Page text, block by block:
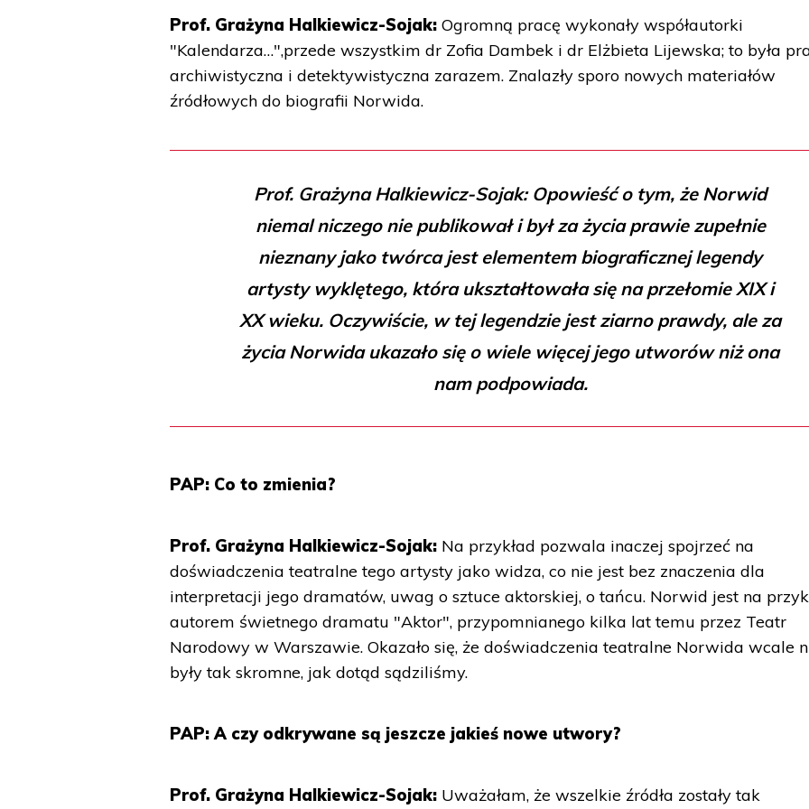
Prof. Grażyna Halkiewicz-Sojak: Ogromną pracę wykonały współautorki
"Kalendarza…",przede wszystkim dr Zofia Dambek i dr Elżbieta Lijewska; to była
archiwistyczna i detektywistyczna zarazem. Znalazły sporo nowych materiałów
źródłowych do biografii Norwida.
Prof. Grażyna Halkiewicz-Sojak: Opowieść o tym, że Norwid
niemal niczego nie publikował i był za życia prawie zupełnie
nieznany jako twórca jest elementem biograficznej legendy
artysty wyklętego, która ukształtowała się na przełomie XIX i
XX wieku. Oczywiście, w tej legendzie jest ziarno prawdy, ale za
życia Norwida ukazało się o wiele więcej jego utworów niż ona
nam podpowiada.
PAP: Co to zmienia?
Prof. Grażyna Halkiewicz-Sojak: Na przykład pozwala inaczej spojrzeć na
doświadczenia teatralne tego artysty jako widza, co nie jest bez znaczenia dla
interpretacji jego dramatów, uwag o sztuce aktorskiej, o tańcu. Norwid jest na
autorem świetnego dramatu "Aktor", przypomnianego kilka lat temu przez Teatr
Narodowy w Warszawie. Okazało się, że doświadczenia teatralne Norwida wcale
były tak skromne, jak dotąd sądziliśmy.
PAP: A czy odkrywane są jeszcze jakieś nowe utwory?
Prof. Grażyna Halkiewicz-Sojak: Uważałam, że wszelkie źródła zostały tak